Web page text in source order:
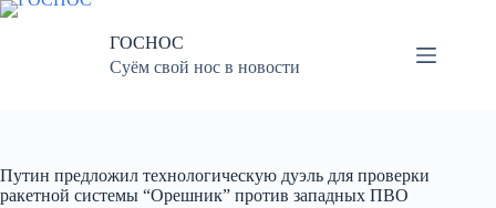
Перейти
ГОСНОС
Суём свой нос в новости
Путин предложил технологическую дуэль для проверки
ракетной системы “Орешник” против западных ПВО